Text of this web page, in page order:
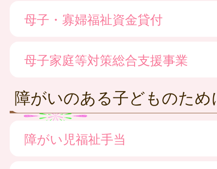
母子・寡婦福祉資金貸付
母子家庭等対策総合支援事業
障がいのある子どものため
障がい児福祉手当